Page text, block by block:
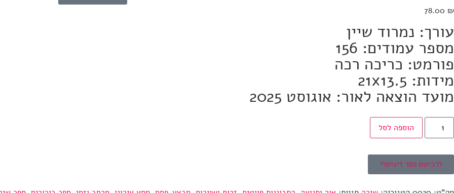
78.00 ₪
עורך: נמרוד שיין
מספר עמודים: 156
פורמט: כריכה רכה
מידות: 21x13.5
מועד הוצאה לאור: אוגוסט 2025
הוספה לסל
לרכישת ספר דיגיטלי